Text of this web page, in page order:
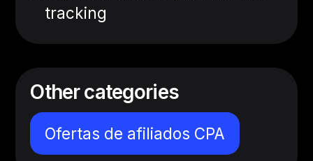
tracking
Other categories
Ofertas de afiliados CPA